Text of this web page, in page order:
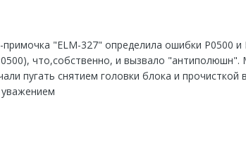
"ELM-327" определила ошибки Р0500 и
что,собственно, и вызвало
пугать снятием головки блока и